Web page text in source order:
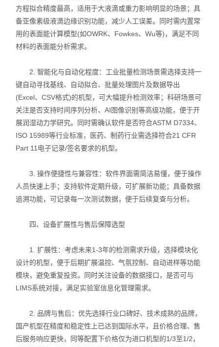
方程拟合精度最高，适用于大液滴或重力影响明显的场景；具
备亚像素级液滴边缘识别功能，减少人工误差。同时需内置常
用的表面能计算模型(如OWRK、Fowkes、Wu等)，满足不同
材料的表面能分析需求。
2. 智能化与自动化程度：工业批量检测场景需选择支持一
键自动寻找基线、自动拟合、批量处理图片及数据导出
(Excel、CSV格式)的机型，可大幅提升检测效率；科研场景可
关注是否支持时间序列分析、AI图像识别等高级功能，便于开
展润湿动力学研究。同时需确认软件是否符合ASTM D7334、
ISO 15989等行业标准，医药、制药行业需选择符合21 CFR
Part 11电子记录/签名要求的机型。
3. 操作便捷性与兼容性：软件界面需简洁易懂，便于操作
人员快速上手；支持软件定期升级，可扩展新功能；具备数据
追溯功能，可记录每一次测试数据，便于后续复查与分析。
四、设备扩展性与售后保障选型
1. 扩展性：考虑未来1-3年的检测需求升级，选择模块化
设计的机型，便于后期扩展温控、气氛控制、自动进样等功能
模块，避免重复投资。同时关注设备的数据接口，是否可与
LIMS系统对接，满足实验室信息化管理需求。
2. 品牌与售后：优先选择行业口碑好、技术成熟的品牌，
国产机型在精度和稳定性上已达到国际水平，且价格合理、售
后服务响应更快，同等配置下价格仅为进口机型的1/3至1/2，